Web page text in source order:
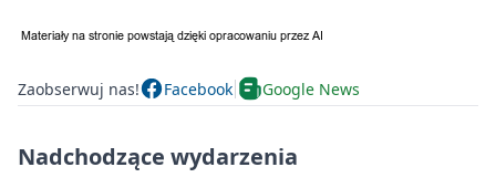
Zaobserwuj nas! Facebook Google News
Nadchodzące wydarzenia